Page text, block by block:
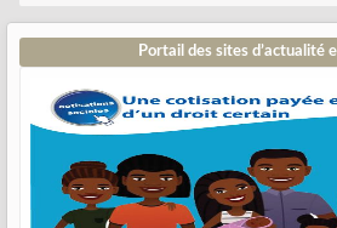
Portail des sites d’actualité